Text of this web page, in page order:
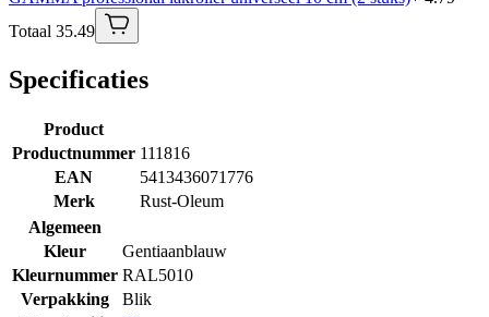
Totaal 35.49
Specificaties
Product
Productnummer 111816
EAN
5413436071776
Merk
Rust-Oleum
Algemeen
Kleur
Gentiaanblauw
Kleurnummer RAL5010
Verpakking
Blik